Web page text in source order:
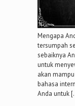
Mengapa
tersumpah
sebaiknya
untuk
akan
bahasa
Anda untuk